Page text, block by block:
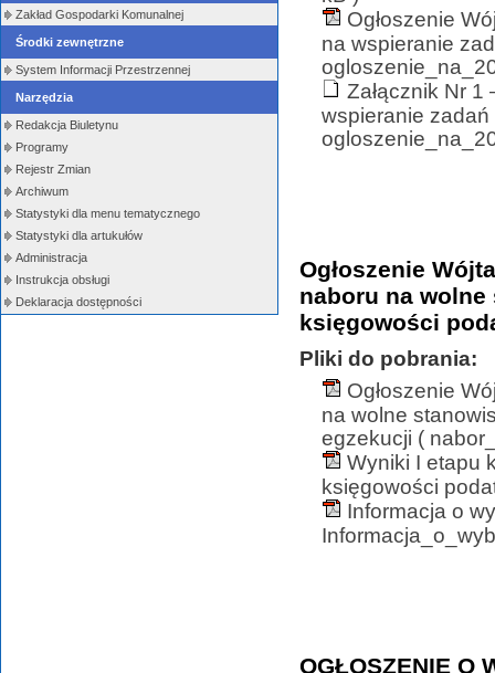
Zakład Gospodarki Komunalnej
Środki zewnętrzne
System Informacji Przestrzennej
Narzędzia
Redakcja Biuletynu
Programy
Rejestr Zmian
Archiwum
Statystyki dla menu tematycznego
Statystyki dla artukułów
Administracja
Instrukcja obsługi
Deklaracja dostępności
Ogłoszenie
na wspieranie
Załącznik Nr
wspieranie
Ogłoszenie
naboru na
księgowości
Pliki do pobrania:
Ogłoszenie
na wolne
egzekucji (
Wyniki I etapu
księgowości
Informacja o
OGŁOSZENIE O